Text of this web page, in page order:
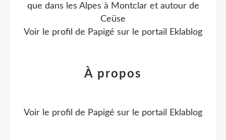
que dans les Alpes à Montclar et autour de
Ceüse
Voir le profil de Papigé sur le portail Eklablog
À propos
Voir le profil de Papigé sur le portail Eklablog